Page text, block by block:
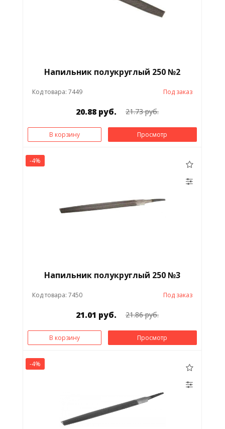
Напильник полукруглый 250 №2
Код товара: 7449 Под заказ
20.88 руб. 21.73 руб.
В корзину Просмотр
-4%
Напильник полукруглый 250 №3
Код товара: 7450 Под заказ
21.01 руб. 21.86 руб.
В корзину Просмотр
-4%